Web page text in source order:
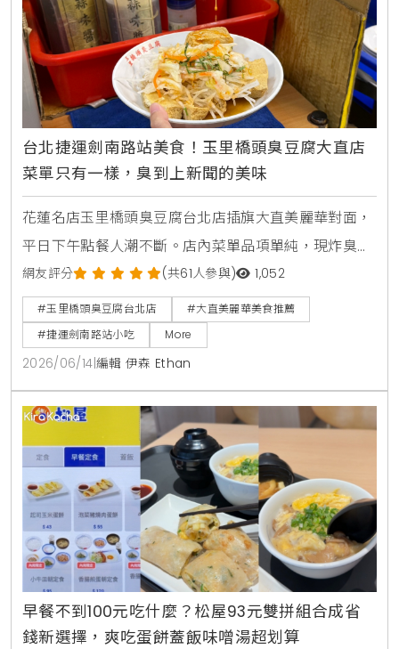
台北捷運劍南路站美食！玉里橋頭臭豆腐大直店
菜單只有一樣，臭到上新聞的美味
花蓮名店玉里橋頭臭豆腐台北店插旗大直美麗華對面，
平日下午點餐人潮不斷。店內菜單品項單純，現炸臭豆
腐外酥內軟，搭配獨門九層塔泡菜與蒜蓉辣醬，是台北
捷運劍南路站必吃美食。
網友評分 (共61人參與) 1,052
#玉里橋頭臭豆腐台北店
#大直美麗華美食推薦
#捷運劍南路站小吃
More
2026/06/14 編輯 伊森 Ethan
早餐不到100元吃什麼？松屋93元雙拼組合成省
錢新選擇，爽吃蛋餅蓋飯味噌湯超划算